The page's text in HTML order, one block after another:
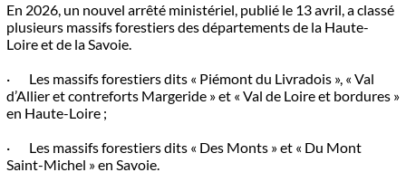
En 2026, un nouvel arrêté ministériel, publié le 13 avril, a classé
plusieurs massifs forestiers des départements de la Haute-
Loire et de la Savoie.
· Les massifs forestiers dits « Piémont du Livradois », « Val
d’Allier et contreforts Margeride » et « Val de Loire et bordures »
en Haute-Loire ;
· Les massifs forestiers dits « Des Monts » et « Du Mont
Saint-Michel » en Savoie.